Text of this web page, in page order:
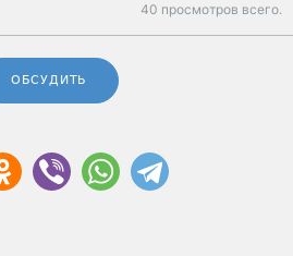
40 просмотров всего.
ОБСУДИТЬ